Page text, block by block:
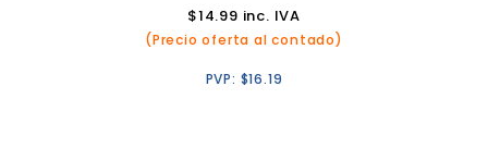
$14.99 inc. IVA
(Precio oferta al contado)
PVP: $16.19